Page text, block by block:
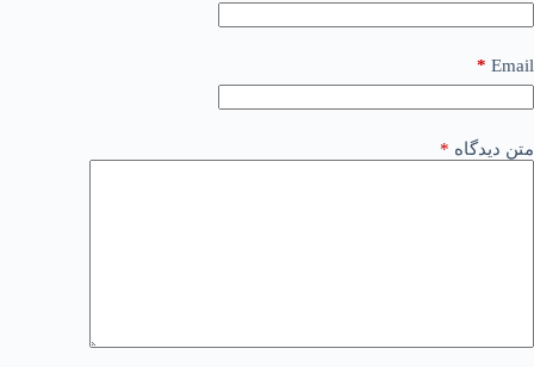
Email
*
متن دیدگاه *